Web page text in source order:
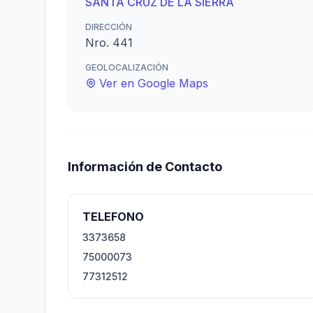
DIRECCIÓN
Nro. 441
GEOLOCALIZACIÓN
Ver en Google Maps
Información de Contacto
TELEFONO
3373658
75000073
77312512